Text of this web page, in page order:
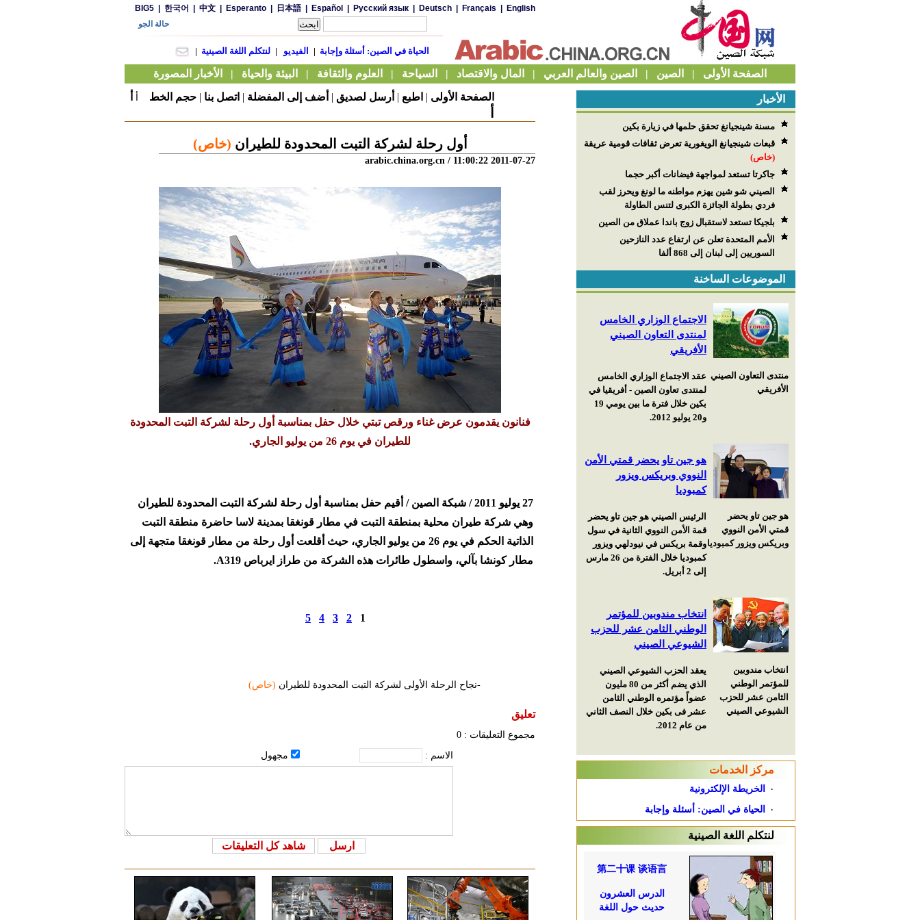
الصفحة الأولى | اطبع | أرسل لصديق | أضف إلى المفضلة | اتصل بنا | حجم الخط
أول رحلة لشركة التبت المحدودة للطيران (خاص)
arabic.china.org.cn / 11:00:22 2011-07-27
فنانون يقدمون عرض غناء ورقص تبتي خلال حفل بمناسبة أول رحلة لشركة التبت المحدودة
للطيران في يوم 26 من يوليو الجاري.
27 يوليو 2011 / شبكة الصين / أقيم حفل بمناسبة أول رحلة لشركة التبت المحدودة للطيران
وهي شركة طيران محلية بمنطقة التبت في مطار قونغقا بمدينة لاسا حاضرة منطقة التبت
الذاتية الحكم في يوم 26 من يوليو الجاري، حيث أقلعت أول رحلة من مطار قونغقا متجهة إلى
مطار كونشا بآلي، واسطول طائرات هذه الشركة من طراز ايرباص A319.
1
2
3
4
5
-نجاح الرحلة الأولى لشركة التبت المحدودة للطيران (خاص)
تعليق
مجموع التعليقات : 0
مجهول
الاسم :